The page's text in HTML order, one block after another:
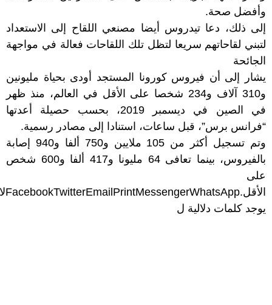
وأفضل صحة.
إلى ذلك، دعا تيدروس أيضا مصنعي اللقاح إلى الاستعداد
لتبني لقاحاتهم سريعا لتظل تلك اللقاحات فعالة في مواجهة
الجائحة
يشار إلى أن فيروس كورونا المستجد أودى بحياة مليونين
و310 آلاف و234 شخصا على الأقل في العالم، منذ ظهر
في الصين في ديسمبر 2019، بحسب حصيلة أعدتها
“فرانس برس”، قبل ساعات، استنادا إلى مصادر رسمية.
وتم تسجيل أكثر من 105 ملايين و750 ألفا و940 إصابة
بالفيروس، بينما تعافى 64 مليونا و417 ألفا و600 شخص
على
الأقل.
FacebookTwitterEmail PrintMessengerWhatsApp
لا
يوجد كلمات دلالية ل